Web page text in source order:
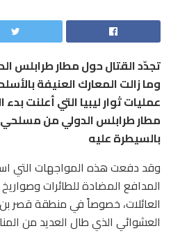
تجدّد القتال حول مطار طرابلس
وما زالت المعارك العنيفة
عمليات ثوار ليبيا التي أعلنت
مطار طرابلس الدولي من مسلحي
بالسيطرة عليه
وقد دفعت هذه المواجهات التي
المدافع المضادة للطائرات
العائلات، خصوصاً في منطقة قصر
العشوائي الذي طال العديد من